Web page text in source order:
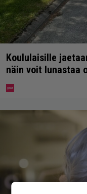
Koululaisille
näin voit lunastaa